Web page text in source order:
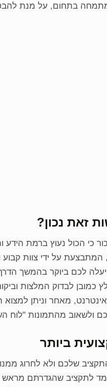
בתחום, על מנת
זאת נכון?
כי הכול נעוץ ברמת
על ידי צוות קבוע
לכם ביוקר בהמשך
כמובן לבדוק המלצות
מאחר וניתן למצוא
ולשאוב מהתמונות "לוח
ביותר
שלכם ולא לחרוג
לתקציב שהגדרתם